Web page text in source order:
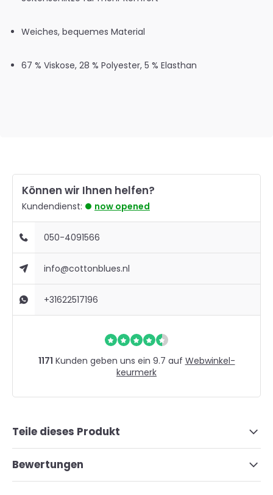
Weiches, bequemes Material
67 % Viskose, 28 % Polyester, 5 % Elasthan
Können wir Ihnen helfen?
Kundendienst: now opened
050-4091566
info@cottonblues.nl
+31622517196
1171 Kunden geben uns ein 9.7 auf Webwinkel-
keurmerk
Teile dieses Produkt
Bewertungen